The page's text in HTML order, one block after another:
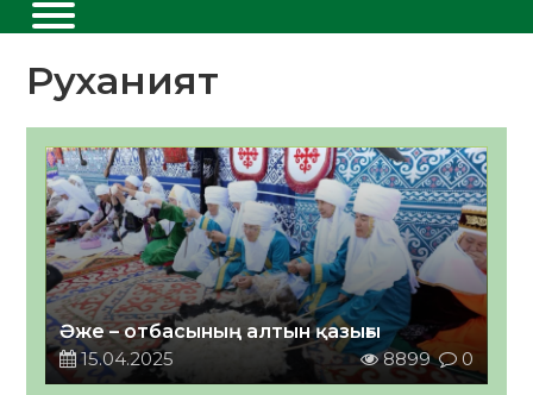
Руханият
Әже – отбасының алтын қазығы
15.04.2025
8899 0